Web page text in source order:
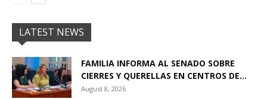
LATEST NEWS
FAMILIA INFORMA AL SENADO SOBRE
CIERRES Y QUERELLAS EN CENTROS DE...
August 8, 2026